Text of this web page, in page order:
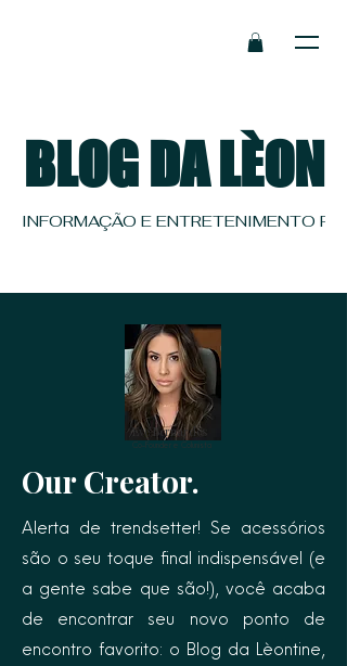
BLOG DA LÈON
INFORMAÇÃO E ENTRETENIMENTO
Eve Bernardes
Co-Founder e Colunista
Our Creator.
Alerta de trendsetter! Se acessórios
são o seu toque final indispensável (e
a gente sabe que são!), você acaba
de encontrar seu novo ponto de
encontro favorito: o Blog da Lèontine,